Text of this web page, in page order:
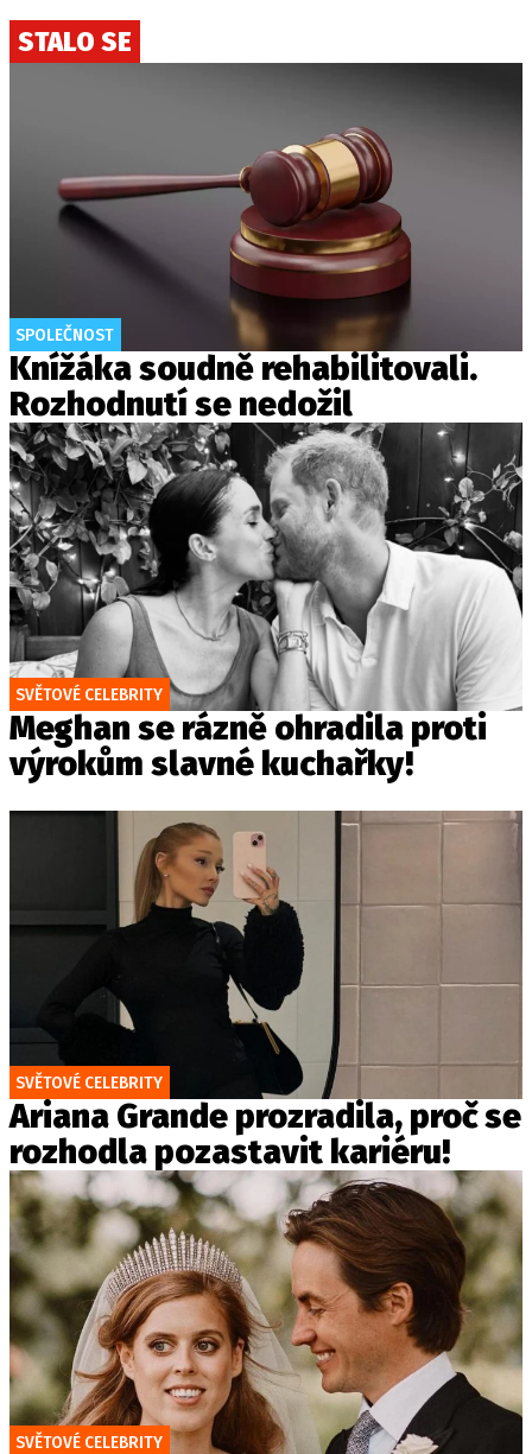
STALO SE
SPOLEČNOST
Knížáka soudně rehabilitovali.
Rozhodnutí se nedožil
SVĚTOVÉ CELEBRITY
Meghan se rázně ohradila proti
výrokům slavné kuchařky!
SVĚTOVÉ CELEBRITY
Ariana Grande prozradila, proč se
rozhodla pozastavit kariéru!
SVĚTOVÉ CELEBRITY